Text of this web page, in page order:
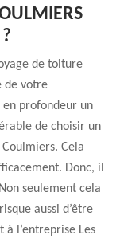
de toiture
de votre
profondeur un
de choisir un
Cela
Donc, il
seulement cela
aussi d’être
l’entreprise Les